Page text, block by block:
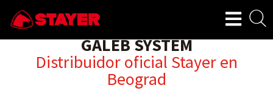
GALEB SYSTEM
Distribuidor oficial Stayer en
Beograd